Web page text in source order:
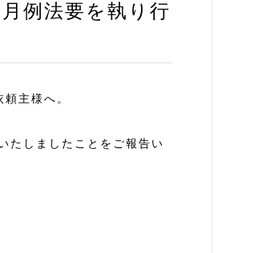
例法要を執り行
主様へ。
たしましたことをご報告い